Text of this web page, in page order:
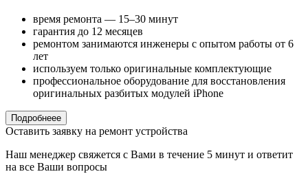
время ремонта — 15–30 минут
гарантия до 12 месяцев
ремонтом занимаются инженеры с опытом работы от 6
лет
используем только оригинальные комплектующие
профессиональное оборудование для восстановления
оригинальных разбитых модулей iPhone
Подробнеее
Оставить заявку на ремонт устройства
Наш менеджер свяжется с Вами в течение 5 минут и ответит
на все Ваши вопросы